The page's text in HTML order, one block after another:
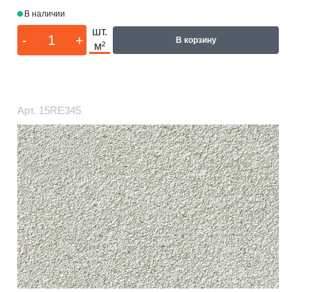
В наличии
- +
шт.
м²
В корзину
Арт. 15RE345